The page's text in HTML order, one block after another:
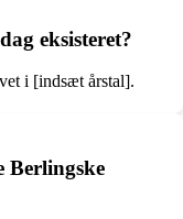
eksisteret?
i [indsæt årstal].
Berlingske